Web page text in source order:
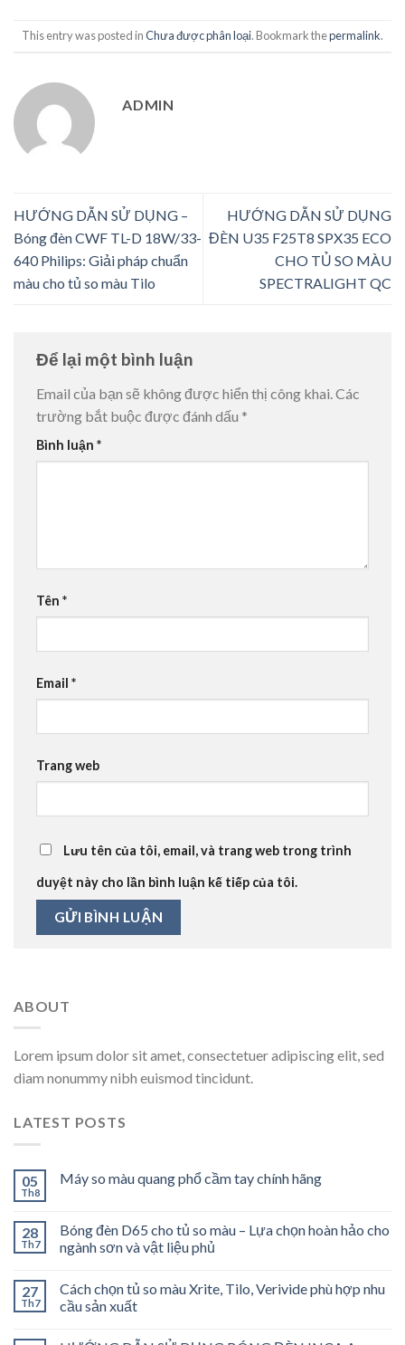
This entry was posted inChưa được phân loại. Bookmark thepermalink.
ADMIN
HƯỚNG DẪN SỬ DỤNG –
Bóng đèn CWF TL-D 18W/33-
640 Philips: Giải pháp chuẩn
màu cho tủ so màu Tilo
HƯỚNG DẪN SỬ DỤNG
ĐÈN U35 F25T8 SPX35 ECO
CHO TỦ SO MÀU
SPECTRALIGHT QC
Để lại một bình luận
Email của bạn sẽ không được hiển thị công khai. Các
trường bắt buộc được đánh dấu *
Bình luận *
Tên *
Email *
Trang web
Lưu tên của tôi, email, và trang web trong trình
duyệt này cho lần bình luận kế tiếp của tôi.
ABOUT
Lorem ipsum dolor sit amet, consectetuer adipiscing elit, sed
diam nonummy nibh euismod tincidunt.
LATEST POSTS
05
Th8
Máy so màu quang phổ cầm tay chính hãng
28
Th7
Bóng đèn D65 cho tủ so màu – Lựa chọn hoàn hảo cho
ngành sơn và vật liệu phủ
27
Th7
Cách chọn tủ so màu Xrite, Tilo, Verivide phù hợp nhu
cầu sản xuất